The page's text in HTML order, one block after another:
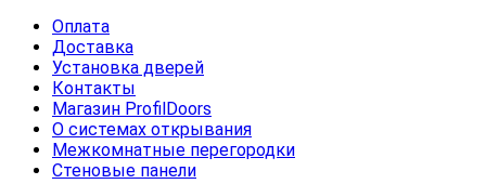
Оплата
Доставка
Установка дверей
Контакты
Магазин ProfilDoors
О системах открывания
Межкомнатные перегородки
Стеновые панели